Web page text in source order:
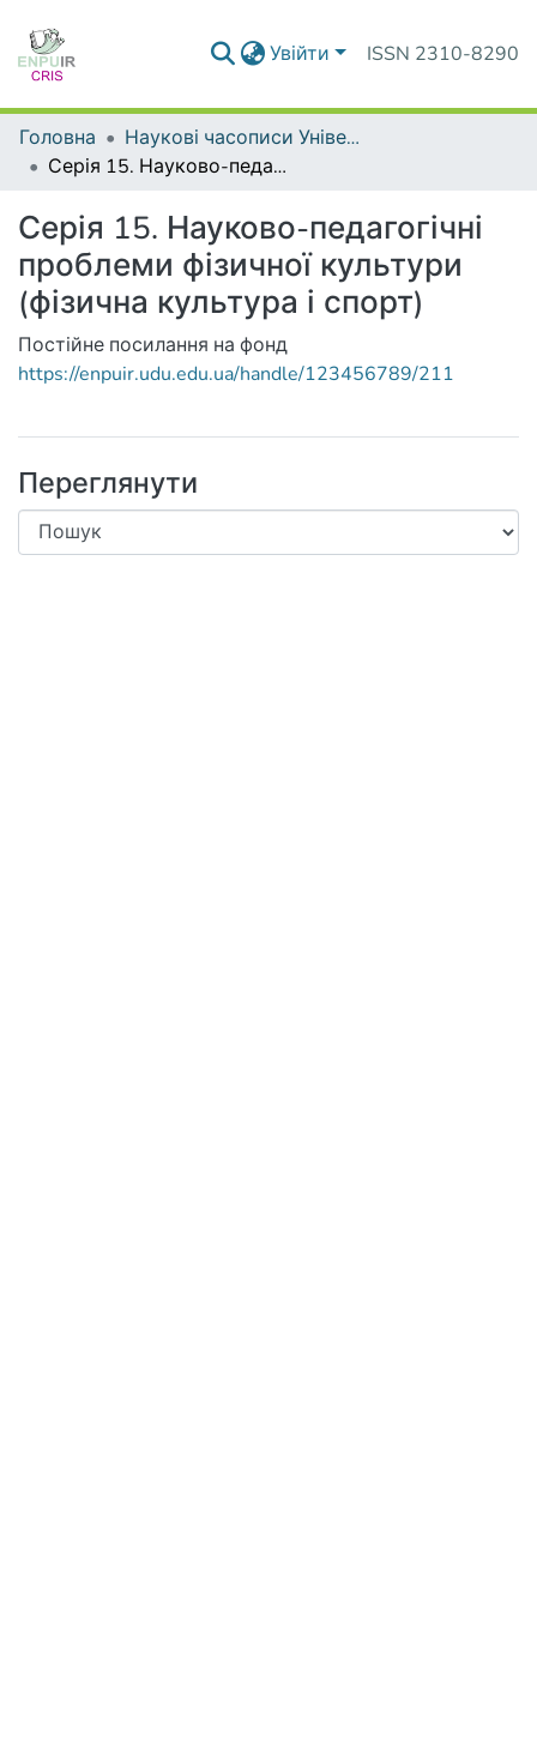
Увійти ISSN 2310-8290
Головна
Наукові часописи Університету
Серія 15. Науково-педагогічні проблеми фізичної культури (фізична культура і спорт)
Серія 15. Науково-педагогічні
проблеми фізичної культури
(фізична культура і спорт)
Постійне посилання на фонд
https://enpuir.udu.edu.ua/handle/123456789/211
Переглянути